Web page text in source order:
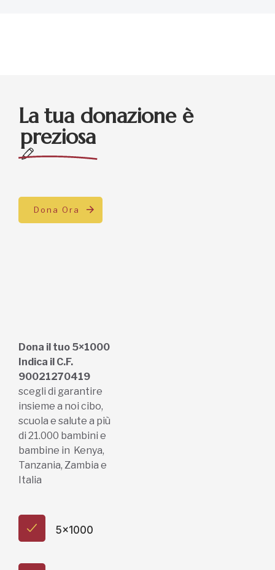
La tua donazione è
preziosa
Dona Ora
Dona il tuo 5×1000
Indica il C.F.
90021270419
scegli di garantire
insieme a noi cibo,
scuola e salute a più
di 21.000 bambini e
bambine in Kenya,
Tanzania, Zambia e
Italia
5x1000